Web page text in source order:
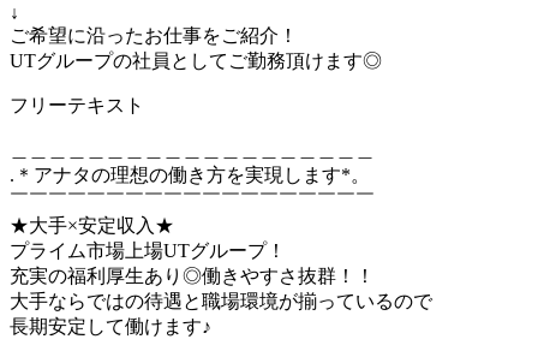
↓
ご希望に沿ったお仕事をご紹介！
UTグループの社員としてご勤務頂けます◎
フリーテキスト
.＊アナタの理想の働き方を実現します*。
￣￣￣￣￣￣￣￣￣￣￣￣￣￣￣￣￣￣￣
★大手×安定収入★
プライム市場上場UTグループ！
充実の福利厚生あり◎働きやすさ抜群！！
大手ならではの待遇と職場環境が揃っているので
長期安定して働けます♪